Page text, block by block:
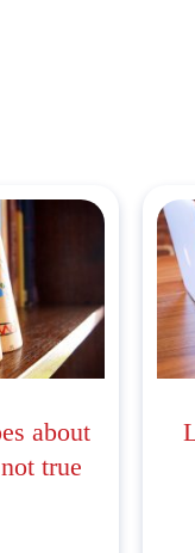
about
true